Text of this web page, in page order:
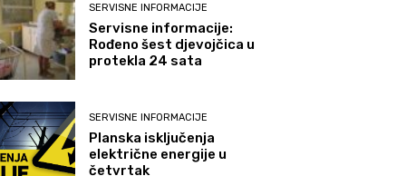
SERVISNE INFORMACIJE
Servisne informacije:
Rođeno šest djevojčica u
protekla 24 sata
SERVISNE INFORMACIJE
Planska isključenja
električne energije u
četvrtak